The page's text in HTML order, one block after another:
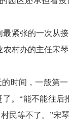
紧张的一次从
村办的主任宋琴
时间，一般第
。“能不能往后
民等不了。”宋琴